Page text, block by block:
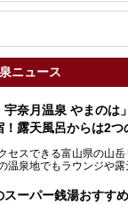
ニュース
宇奈月温泉 やまのは
！露天風呂からは2つ
セスできる富山県の山
温泉地でもラウンジや露
宇奈月温泉 やまのは」
スーパー銭湯おすす